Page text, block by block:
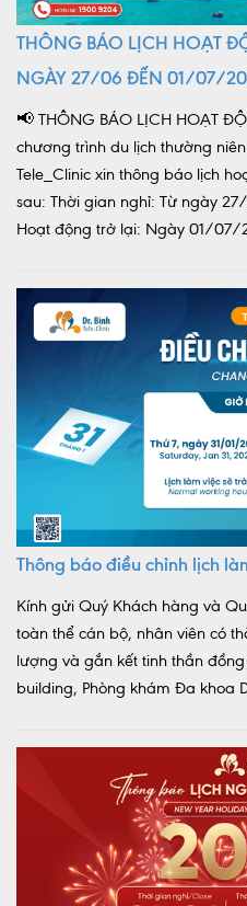
THÔNG BÁO LỊCH HOẠT
NGÀY 27/06 ĐẾN 01/07/
📢 THÔNG BÁO LỊCH HOẠT
chương trình du lịch thường
Tele_Clinic xin thông báo lịch
sau: Thời gian nghỉ: Từ ngày
Hoạt động trở lại: Ngày 01/07/
Thông báo điều chỉnh lịch
Kính gửi Quý Khách hàng và
toàn thể cán bộ, nhân viên có
lượng và gắn kết tinh thần
building, Phòng khám Đa khoa